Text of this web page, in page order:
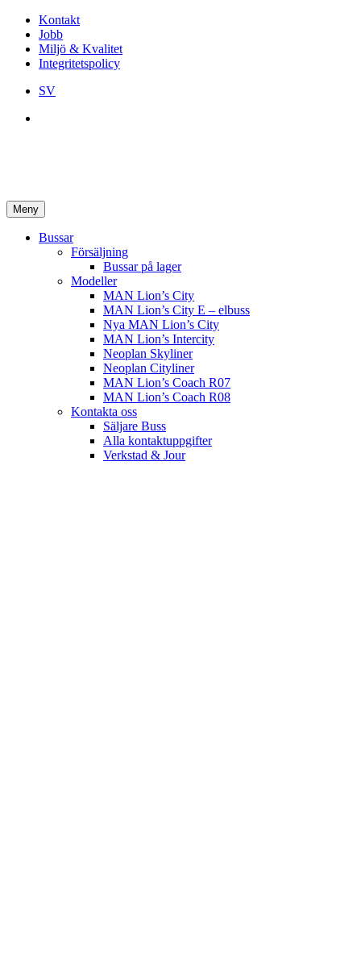
Kontakt
Jobb
Miljö & Kvalitet
Integritetspolicy
SV
Meny
Bussar
Försäljning
Bussar på lager
Modeller
MAN Lion’s City
MAN Lion’s City E – elbuss
Nya MAN Lion’s City
MAN Lion’s Intercity
Neoplan Skyliner
Neoplan Cityliner
MAN Lion’s Coach R07
MAN Lion’s Coach R08
Kontakta oss
Säljare Buss
Alla kontaktuppgifter
Verkstad & Jour